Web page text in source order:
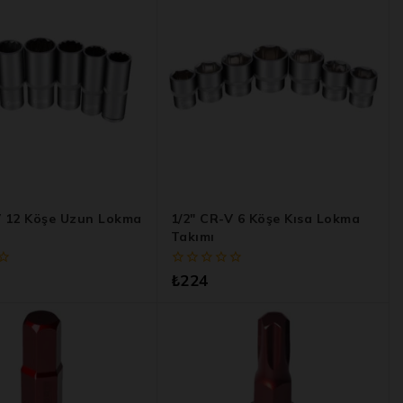
12 Köşe Uzun Lokma
1/2″ CR-V 6 Köşe Kısa Lokma
Takımı
0
5
₺224